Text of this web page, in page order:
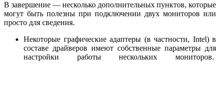
В завершение — несколько дополнительных пунктов, которые
могут быть полезны при подключении двух мониторов или
просто для сведения.
Некоторые графические адаптеры (в частности, Intel) в
составе драйверов имеют собственные параметры для
настройки работы нескольких мониторов.